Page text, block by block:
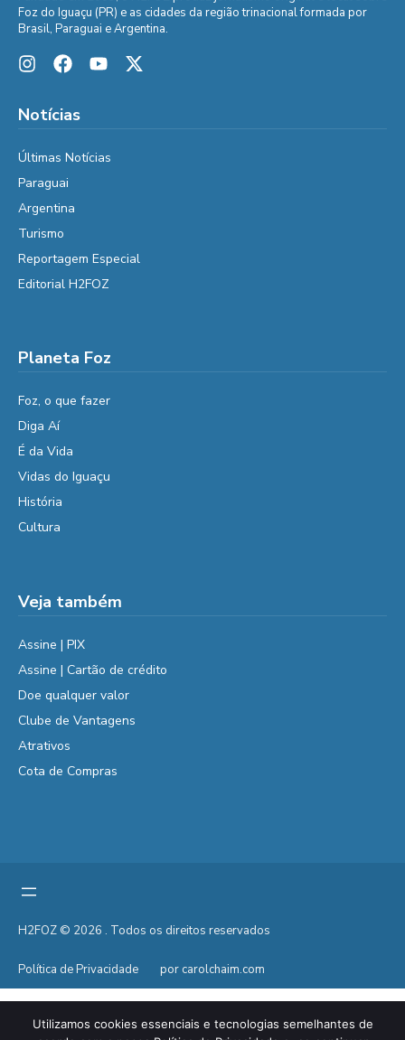
Foz do Iguaçu (PR) e as cidades da região trinacional formada por
Brasil, Paraguai e Argentina.
Notícias
Últimas Notícias
Paraguai
Argentina
Turismo
Reportagem Especial
Editorial H2FOZ
Planeta Foz
Foz, o que fazer
Diga Aí
É da Vida
Vidas do Iguaçu
História
Cultura
Veja também
Assine | PIX
Assine | Cartão de crédito
Doe qualquer valor
Clube de Vantagens
Atrativos
Cota de Compras
H2FOZ © 2026 . Todos os direitos reservados
Política de Privacidade por carolchaim.com
Utilizamos cookies essenciais e tecnologias semelhantes de